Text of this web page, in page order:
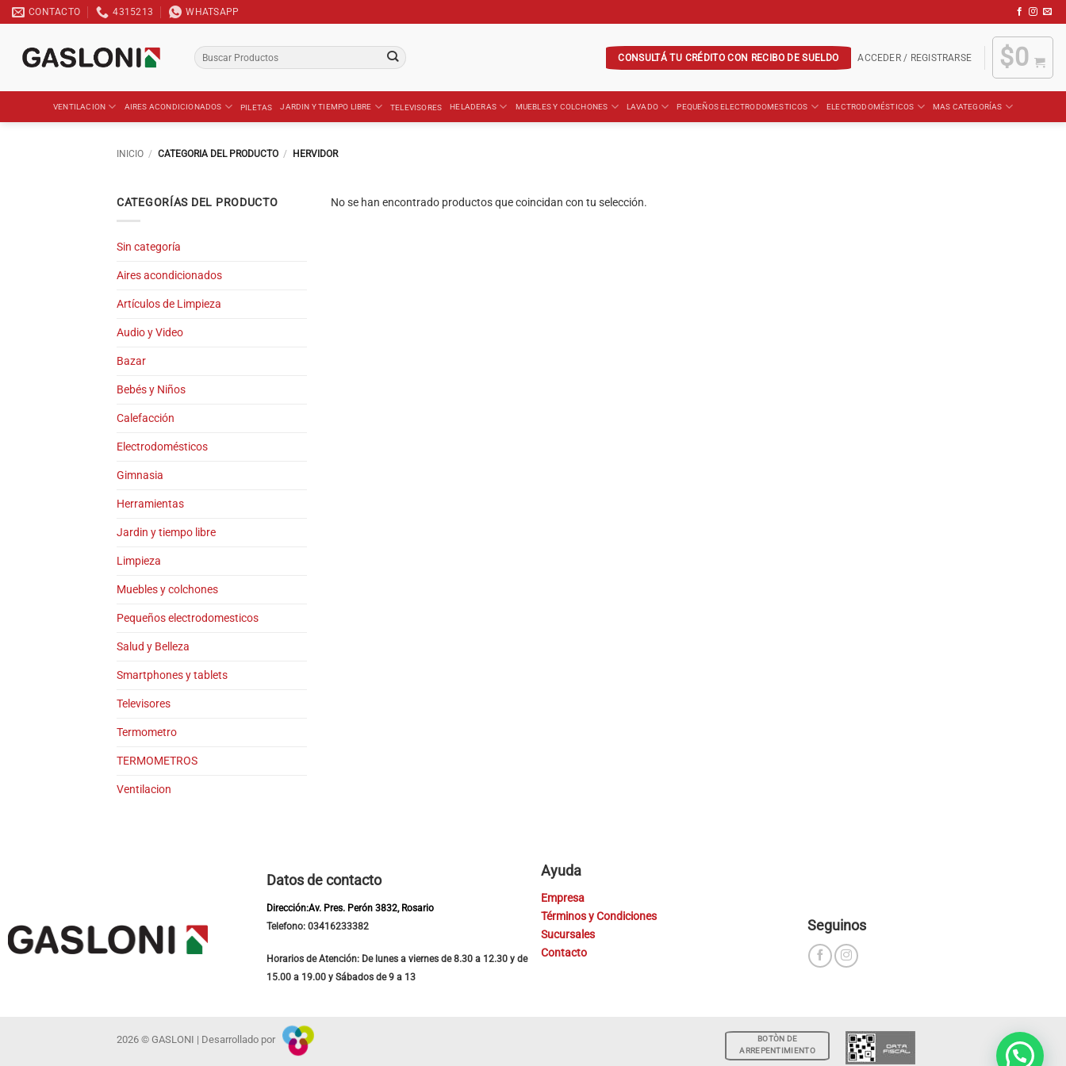
Saltar
al
contenido
CONTACTO 4315213 WHATSAPP
Buscar
por:
CONSULTÁ TU CRÉDITO CON RECIBO DE SUELDO ACCEDER / REGISTRARSE $0
VENTILACION AIRES ACONDICIONADOS PILETAS JARDIN Y TIEMPO LIBRE TELEVISORES HELADERAS MUEBLES Y COLCHONES LAVADO PEQUEÑOS ELECTRODOMESTICOS ELECTRODOMÉSTICOS MAS CATEGORÍAS
INICIO / CATEGORIA DEL PRODUCTO / HERVIDOR
CATEGORÍAS DEL PRODUCTO
Sin categoría
Aires acondicionados
Artículos de Limpieza
Audio y Video
Bazar
Bebés y Niños
Calefacción
Electrodomésticos
Gimnasia
Herramientas
Jardin y tiempo libre
Limpieza
Muebles y colchones
Pequeños electrodomesticos
Salud y Belleza
Smartphones y tablets
Televisores
Termometro
TERMOMETROS
Ventilacion
No se han encontrado productos que coincidan con tu selección.
Datos de contacto
Dirección:Av. Pres. Perón 3832, Rosario
Telefono: 03416233382
Horarios de Atención: De lunes a viernes de 8.30 a 12.30 y de
15.00 a 19.00 y Sábados de 9 a 13
Ayuda
Empresa
Términos y Condiciones
Sucursales
Contacto
Seguinos
BOTÒN DE
ARREPENTIMIENTO
2026 © GASLONI | Desarrollado por